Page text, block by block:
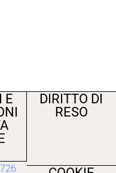
E
DIRITTO DI
RESO